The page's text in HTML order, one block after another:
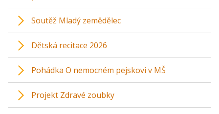
Soutěž Mladý zemědělec
Dětská recitace 2026
Pohádka O nemocném pejskovi v MŠ
Projekt Zdravé zoubky